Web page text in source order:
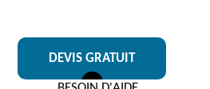
DEVIS GRATUIT